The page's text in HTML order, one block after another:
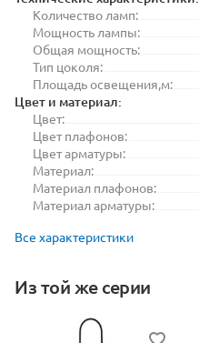
Количество ламп:
Мощность лампы:
Общая мощность:
Тип цоколя:
Площадь освещения,м:
Цвет и материал:
Цвет:
Цвет плафонов:
Цвет арматуры:
Материал:
Материал плафонов:
Материал арматуры:
Все характеристики
Из той же серии